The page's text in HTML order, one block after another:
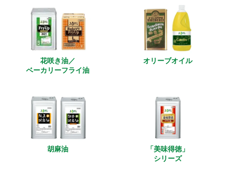
花咲き油／
ベーカリーフライ油
オリーブオイル
胡麻油
「美味得徳」
シリーズ